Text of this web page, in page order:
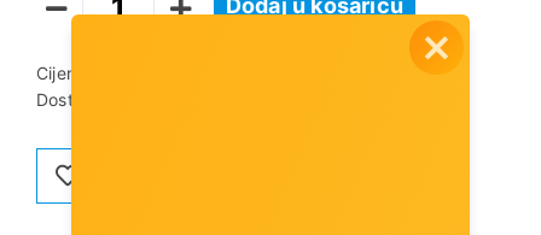
Dodaj u košaricu
Cijena dostave:
Dostupnost artikla: